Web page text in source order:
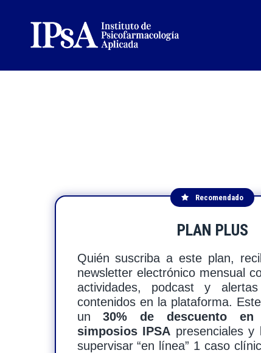
Recomendado
PLAN PLUS
Quién suscriba a este plan,
newsletter electrónico mensual
actividades, podcast y
contenidos en la plataforma.
un30% de descuento
simposios IPSA presenciales y
supervisar “en línea” 1 caso
CURSOS
EVENTOS
MEMBRESÍA
CONTÁCTANOS